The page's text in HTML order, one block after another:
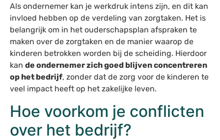
Als ondernemer kan je werkdruk intens zijn, en dit kan
invloed hebben op de verdeling van zorgtaken. Het is
belangrijk om in het ouderschapsplan afspraken te
maken over de zorgtaken en de manier waarop de
kinderen betrokken worden bij de scheiding. Hierdoor
kan de ondernemer zich goed blijven concentreren
op het bedrijf, zonder dat de zorg voor de kinderen te
veel impact heeft op het zakelijke leven.
Hoe voorkom je conflicten
over het bedrijf?